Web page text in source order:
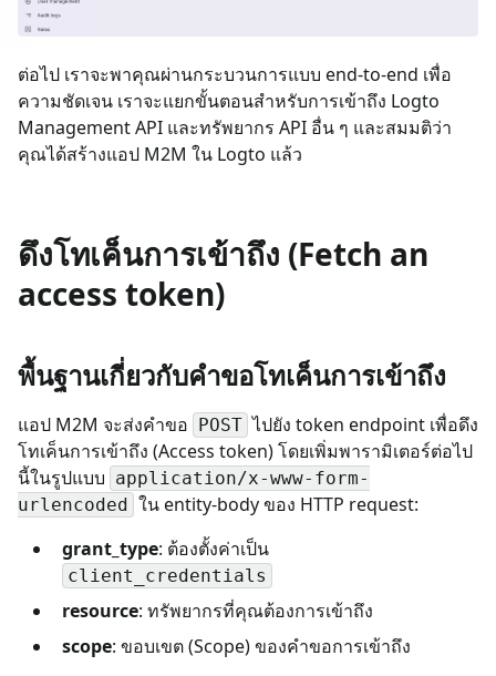
ต่อไป เราจะพาคุณผ่านกระบวนการแบบ end-to-end เพื่อ
ความชัดเจน เราจะแยกขั้นตอนสำหรับการเข้าถึง Logto
Management API และทรัพยากร API อื่น ๆ และสมมติว่า
คุณได้สร้างแอป M2M ใน Logto แล้ว
ดึงโทเค็นการเข้าถึง (Fetch an
access token)
พื้นฐานเกี่ยวกับคำขอโทเค็นการเข้าถึง
แอป M2M จะส่งคำขอ POST ไปยัง token endpoint เพื่อดึง
โทเค็นการเข้าถึง (Access token) โดยเพิ่มพารามิเตอร์ต่อไป
นี้ในรูปแบบ application/x-www-form-
urlencoded
ใน entity-body ของ HTTP request:
grant_type: ต้องตั้งค่าเป็น
client_credentials
resource: ทรัพยากรที่คุณต้องการเข้าถึง
scope: ขอบเขต (Scope) ของคำขอการเข้าถึง